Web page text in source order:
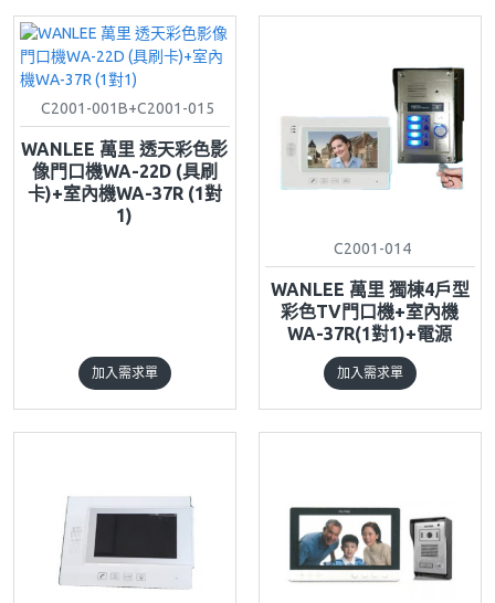
C2001-001B+C2001-015
WANLEE 萬里 透天彩色影
像門口機WA-22D (具刷
卡)+室內機WA-37R (1對
1)
加入需求單
C2001-014
WANLEE 萬里 獨棟4戶型
彩色TV門口機+室內機
WA-37R(1對1)+電源
加入需求單